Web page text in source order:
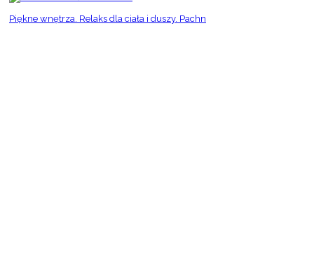
Piękne wnętrza. Relaks dla ciała i duszy. Pachn